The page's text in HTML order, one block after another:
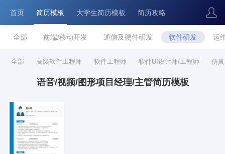
首页 简历模板 大学生简历模板 简历攻略
全部 前端/移动开发 通信及硬件研发 软件研发 运
全部 高级软件工程师 软件工程师 软件UI设计师/工程师 仿
语音/视频/图形项目经理/主管简历模板